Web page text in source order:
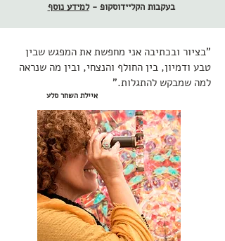
בעקבות הקליידוסקופ -למידע נוסף
"בציור ובכתיבה אני מחפשת את המפגש שבין
טבע ודמיון, בין החולף והנצחי, ובין מה שנראה
למה שמבקש להתגלות."
איילת השחר סלע